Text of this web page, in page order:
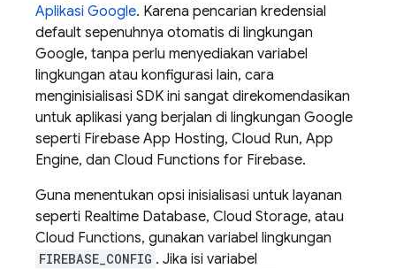
Aplikasi Google. Karena pencarian kredensial
default sepenuhnya otomatis di lingkungan
Google, tanpa perlu menyediakan variabel
lingkungan atau konfigurasi lain, cara
menginisialisasi SDK ini sangat direkomendasikan
untuk aplikasi yang berjalan di lingkungan Google
seperti Firebase App Hosting, Cloud Run, App
Engine, dan Cloud Functions for Firebase.
Guna menentukan opsi inisialisasi untuk layanan
seperti Realtime Database, Cloud Storage, atau
Cloud Functions, gunakan variabel lingkungan
FIREBASE_CONFIG . Jika isi variabel